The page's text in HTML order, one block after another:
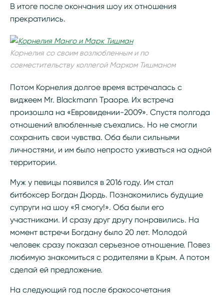
В итоге после окончания шоу их отношения
прекратились.
Корнелия со своим возлюбленным и по
совместительству коллегой Марком Тишманом
Потом Корнелия долгое время встречалась с
виджеем Mr. Blackmann Траоре. Их встреча
произошла на «Евровидении-2009». Спустя полгода
отношений влюбленные съехались. Но не смогли
сохранить свои чувства. Оба были сильными
личностями, и им было непросто уживаться на одной
территории.
Муж у певицы появился в 2016 году. Им стал
битбоксер Богдан Дюрдь. Познакомились будущие
супруги на шоу «Я смогу!». Оба были его
участниками. И сразу друг другу понравились. На
момент встречи Богдану было 20 лет. Молодой
человек сразу показал серьезное отношение. Повез
любимую знакомиться с родителями в Крым. А потом
сделай ей предложение.
На следующий год после бракосочетания